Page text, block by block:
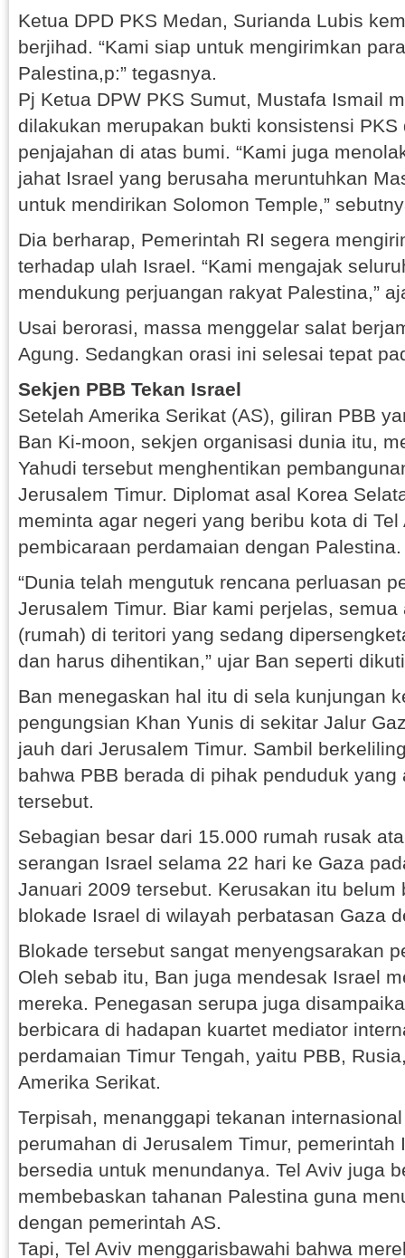
Ketua DPD PKS Medan, Surianda Lubis
berjihad. “Kami siap untuk mengirimkan
Palestina,p:” tegasnya.
Pj Ketua DPW PKS Sumut, Mustafa Ismail
dilakukan merupakan bukti konsistensi
penjajahan di atas bumi. “Kami juga
jahat Israel yang berusaha meruntuhkan
untuk mendirikan Solomon Temple,”
Dia berharap, Pemerintah RI segera
terhadap ulah Israel. “Kami mengajak
mendukung perjuangan rakyat Palestina,”
Usai berorasi, massa menggelar salat
Agung. Sedangkan orasi ini selesai tepat
Sekjen PBB Tekan Israel
Setelah Amerika Serikat (AS), giliran PBB
Ban Ki-moon, sekjen organisasi dunia itu,
Yahudi tersebut menghentikan
Jerusalem Timur. Diplomat asal Korea
meminta agar negeri yang beribu kota di
pembicaraan perdamaian dengan Palestina.
“Dunia telah mengutuk rencana perluasan
Jerusalem Timur. Biar kami perjelas,
(rumah) di teritori yang sedang
dan harus dihentikan,” ujar Ban seperti
Ban menegaskan hal itu di sela kunjungan
pengungsian Khan Yunis di sekitar Jalur
jauh dari Jerusalem Timur. Sambil
bahwa PBB berada di pihak penduduk yang
tersebut.
Sebagian besar dari 15.000 rumah rusak
serangan Israel selama 22 hari ke Gaza
Januari 2009 tersebut. Kerusakan itu belum
blokade Israel di wilayah perbatasan Gaza
Blokade tersebut sangat menyengsarakan
Oleh sebab itu, Ban juga mendesak Israel
mereka. Penegasan serupa juga
berbicara di hadapan kuartet mediator
perdamaian Timur Tengah, yaitu PBB,
Amerika Serikat.
Terpisah, menanggapi tekanan
perumahan di Jerusalem Timur, pemerintah
bersedia untuk menundanya. Tel Aviv juga
membebaskan tahanan Palestina guna
dengan pemerintah AS.
Tapi, Tel Aviv menggarisbawahi bahwa